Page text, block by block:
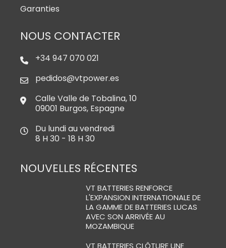
Garanties
NOUS CONTACTER
+34 947 070 021
pedidos@vtpower.es
Calle Valle de Tobalina, 10
09001 Burgos, Espagne
Du lundi au vendredi
8 H 30 - 18 H 30
NOUVELLES RÉCENTES
VT BATTERIES RENFORCE
L'EXPANSION INTERNATIONALE DE
LA GAMME DE BATTERIES LUCAS
AVEC SON ARRIVÉE AU
MOZAMBIQUE
VT BATTERIES CLÔTURE UNE